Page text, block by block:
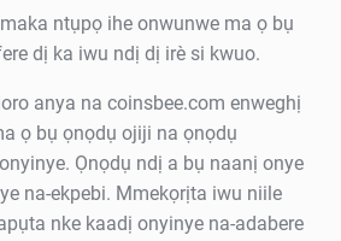
ntụpọ ihe onwunwe ma ọ bụ
dị ka iwu ndị dị irè si kwuo.
anya na coinsbee.com enweghị
ọ bụ ọnọdụ ojiji na ọnọdụ
Ọnọdụ ndị a bụ naanị onye
na-ekpebi. Mmekọrịta iwu niile
nke kaadị onyinye na-adabere